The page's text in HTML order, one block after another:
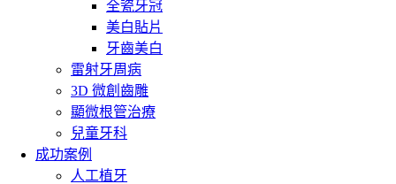
全瓷牙冠
美白貼片
牙齒美白
雷射牙周病
3D 微創齒雕
顯微根管治療
兒童牙科
成功案例
人工植牙